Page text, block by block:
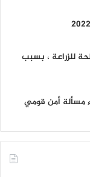
للزراعة ، بسبب
مسألة أمن قومي